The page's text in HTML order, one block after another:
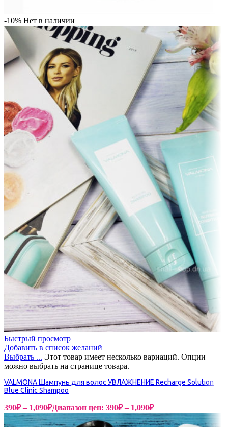
-10% Нет в наличии
Быстрый просмотр
Добавить в список желаний
Выбрать ... Этот товар имеет несколько вариаций. Опции
можно выбрать на странице товара.
VALMONA Шампунь для волос УВЛАЖНЕНИЕ Recharge Solution
Blue Clinic Shampoo
390₽ – 1,090₽Диапазон цен: 390₽ – 1,090₽